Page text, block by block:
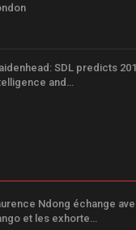
SDL predicts
and…
Ndong échange
et les exhorte…